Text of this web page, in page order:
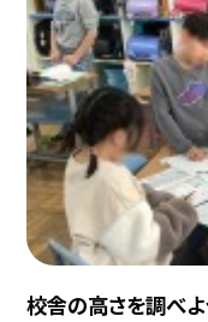
校舎の高さを調べよ